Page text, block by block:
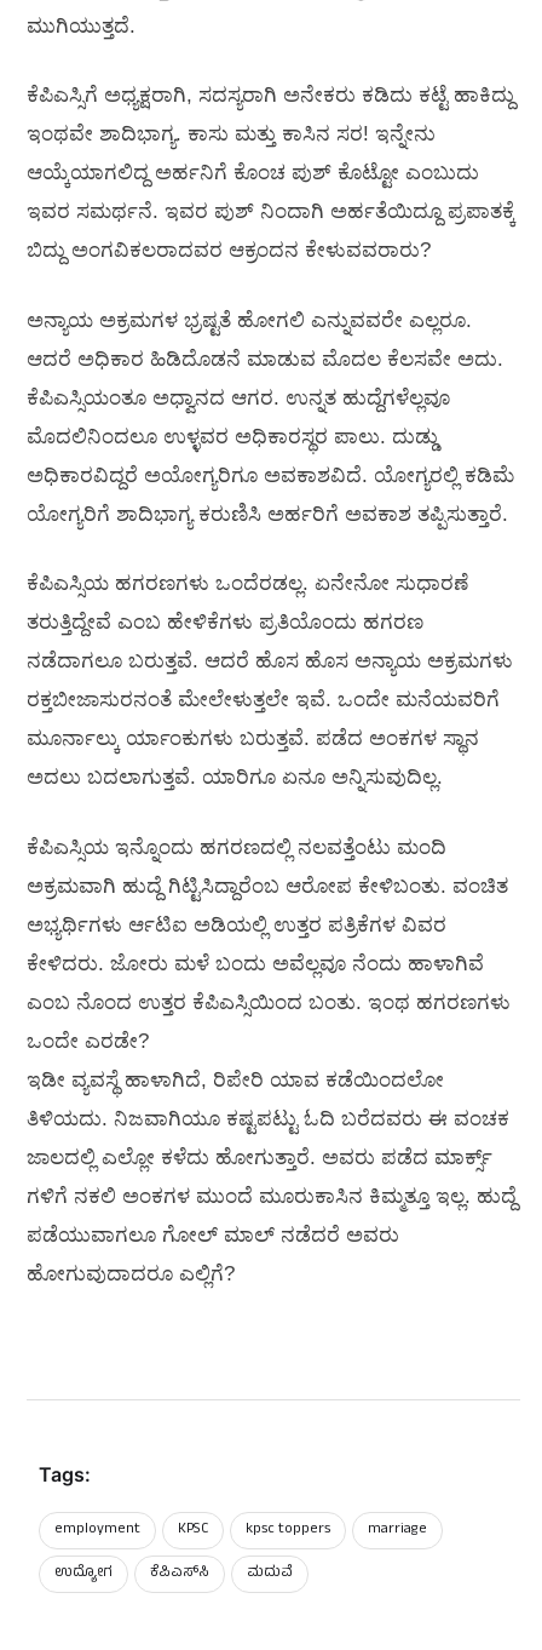
ಮುಗಿಯುತ್ತದೆ.
ಕೆಪಿಎಸ್ಸಿಗೆ ಅಧ್ಯಕ್ಷರಾಗಿ, ಸದಸ್ಯರಾಗಿ ಅನೇಕರು ಕಡಿದು ಕಟ್ಟೆ ಹಾಕಿದ್ದು
ಇಂಥವೇ ಶಾದಿಭಾಗ್ಯ. ಕಾಸು ಮತ್ತು ಕಾಸಿನ ಸರ! ಇನ್ನೇನು
ಆಯ್ಕೆಯಾಗಲಿದ್ದ ಅರ್ಹನಿಗೆ ಕೊಂಚ ಪುಶ್ ಕೊಟ್ಟೋ ಎಂಬುದು
ಇವರ ಸಮರ್ಥನೆ. ಇವರ ಪುಶ್ ನಿಂದಾಗಿ ಅರ್ಹತೆಯಿದ್ದೂ ಪ್ರಪಾತಕ್ಕೆ
ಬಿದ್ದು ಅಂಗವಿಕಲರಾದವರ ಆಕ್ರಂದನ ಕೇಳುವವರಾರು?
ಅನ್ಯಾಯ ಅಕ್ರಮಗಳ ಭ್ರಷ್ಟತೆ ಹೋಗಲಿ ಎನ್ನುವವರೇ ಎಲ್ಲರೂ.
ಆದರೆ ಅಧಿಕಾರ ಹಿಡಿದೊಡನೆ ಮಾಡುವ ಮೊದಲ ಕೆಲಸವೇ ಅದು.
ಕೆಪಿಎಸ್ಸಿಯಂತೂ ಅಧ್ವಾನದ ಆಗರ. ಉನ್ನತ ಹುದ್ದೆಗಳೆಲ್ಲವೂ
ಮೊದಲಿನಿಂದಲೂ ಉಳ್ಳವರ ಅಧಿಕಾರಸ್ಥರ ಪಾಲು. ದುಡ್ಡು
ಅಧಿಕಾರವಿದ್ದರೆ ಅಯೋಗ್ಯರಿಗೂ ಅವಕಾಶವಿದೆ. ಯೋಗ್ಯರಲ್ಲಿ ಕಡಿಮೆ
ಯೋಗ್ಯರಿಗೆ ಶಾದಿಭಾಗ್ಯ ಕರುಣಿಸಿ ಅರ್ಹರಿಗೆ ಅವಕಾಶ ತಪ್ಪಿಸುತ್ತಾರೆ.
ಕೆಪಿಎಸ್ಸಿಯ ಹಗರಣಗಳು ಒಂದೆರಡಲ್ಲ. ಏನೇನೋ ಸುಧಾರಣೆ
ತರುತ್ತಿದ್ದೇವೆ ಎಂಬ ಹೇಳಿಕೆಗಳು ಪ್ರತಿಯೊಂದು ಹಗರಣ
ನಡೆದಾಗಲೂ ಬರುತ್ತವೆ. ಆದರೆ ಹೊಸ ಹೊಸ ಅನ್ಯಾಯ ಅಕ್ರಮಗಳು
ರಕ್ತಬೀಜಾಸುರನಂತೆ ಮೇಲೇಳುತ್ತಲೇ ಇವೆ. ಒಂದೇ ಮನೆಯವರಿಗೆ
ಮೂರ್ನಾಲ್ಕು ರ್ಯಾಂಕುಗಳು ಬರುತ್ತವೆ. ಪಡೆದ ಅಂಕಗಳ ಸ್ಥಾನ
ಅದಲು ಬದಲಾಗುತ್ತವೆ. ಯಾರಿಗೂ ಏನೂ ಅನ್ನಿಸುವುದಿಲ್ಲ.
ಕೆಪಿಎಸ್ಸಿಯ ಇನ್ನೊಂದು ಹಗರಣದಲ್ಲಿ ನಲವತ್ತೆಂಟು ಮಂದಿ
ಅಕ್ರಮವಾಗಿ ಹುದ್ದೆ ಗಿಟ್ಟಿಸಿದ್ದಾರೆಂಬ ಆರೋಪ ಕೇಳಿಬಂತು. ವಂಚಿತ
ಅಭ್ಯರ್ಥಿಗಳು ರ್ಆಟಿಐ ಅಡಿಯಲ್ಲಿ ಉತ್ತರ ಪತ್ರಿಕೆಗಳ ವಿವರ
ಕೇಳಿದರು. ಜೋರು ಮಳೆ ಬಂದು ಅವೆಲ್ಲವೂ ನೆಂದು ಹಾಳಾಗಿವೆ
ಎಂಬ ನೊಂದ ಉತ್ತರ ಕೆಪಿಎಸ್ಸಿಯಿಂದ ಬಂತು. ಇಂಥ ಹಗರಣಗಳು
ಒಂದೇ ಎರಡೇ?
ಇಡೀ ವ್ಯವಸ್ಥೆ ಹಾಳಾಗಿದೆ, ರಿಪೇರಿ ಯಾವ ಕಡೆಯಿಂದಲೋ
ತಿಳಿಯದು. ನಿಜವಾಗಿಯೂ ಕಷ್ಟಪಟ್ಟು ಓದಿ ಬರೆದವರು ಈ ವಂಚಕ
ಜಾಲದಲ್ಲಿ ಎಲ್ಲೋ ಕಳೆದು ಹೋಗುತ್ತಾರೆ. ಅವರು ಪಡೆದ ಮಾರ್ಕ್ಸ್
ಗಳಿಗೆ ನಕಲಿ ಅಂಕಗಳ ಮುಂದೆ ಮೂರುಕಾಸಿನ ಕಿಮ್ಮತ್ತೂ ಇಲ್ಲ. ಹುದ್ದೆ
ಪಡೆಯುವಾಗಲೂ ಗೋಲ್ ಮಾಲ್ ನಡೆದರೆ ಅವರು
ಹೋಗುವುದಾದರೂ ಎಲ್ಲಿಗೆ?
Tags:
employment KPSC kpsc toppers
marriage
ಉದ್ಯೋಗ
ಕೆಪಿಎಸ್‌ಸಿ ಮದುವೆ